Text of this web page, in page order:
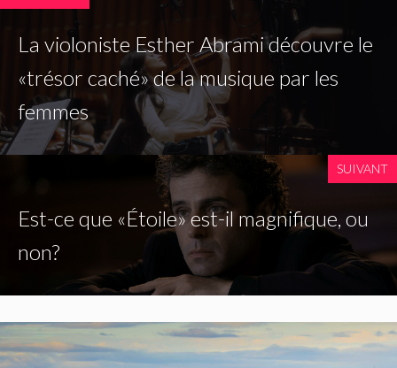
La violoniste Esther Abrami découvre le
«trésor caché» de la musique par les
femmes
SUIVANT
Est-ce que «Étoile» est-il magnifique, ou
non?